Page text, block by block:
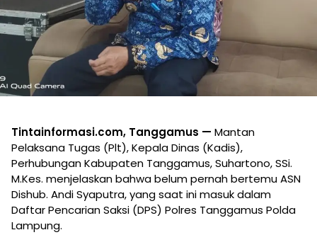
Tintainformasi.com, Tanggamus — Mantan
Pelaksana Tugas (Plt), Kepala Dinas (Kadis),
Perhubungan Kabupaten Tanggamus, Suhartono, SSi.
M.Kes. menjelaskan bahwa belum pernah bertemu ASN
Dishub. Andi Syaputra, yang saat ini masuk dalam
Daftar Pencarian Saksi (DPS) Polres Tanggamus Polda
Lampung.